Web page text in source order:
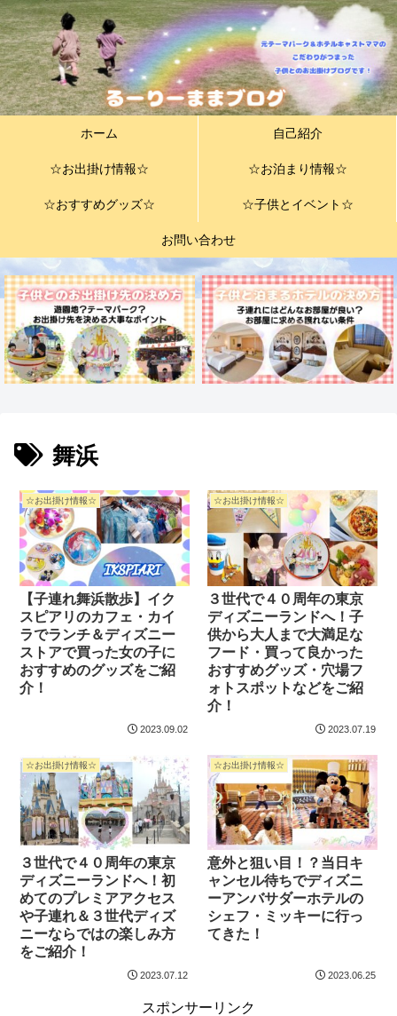
ホーム 自己紹介
☆お出掛け情報☆ ☆お泊まり情報☆
☆おすすめグッズ☆ ☆子供とイベント☆
お問い合わせ
舞浜
☆お出掛け情報☆
【子連れ舞浜散歩】イク
スピアリのカフェ・カイ
ラでランチ＆ディズニー
ストアで買った女の子に
おすすめのグッズをご紹
介！
2023.09.02
☆お出掛け情報☆
３世代で４０周年の東京
ディズニーランドへ！子
供から大人まで大満足な
フード・買って良かった
おすすめグッズ・穴場フ
ォトスポットなどをご紹
介！
2023.07.19
☆お出掛け情報☆
３世代で４０周年の東京
ディズニーランドへ！初
めてのプレミアアクセス
や子連れ＆３世代ディズ
ニーならではの楽しみ方
をご紹介！
2023.07.12
☆お出掛け情報☆
意外と狙い目！？当日キ
ャンセル待ちでディズニ
ーアンバサダーホテルの
シェフ・ミッキーに行っ
てきた！
2023.06.25
スポンサーリンク